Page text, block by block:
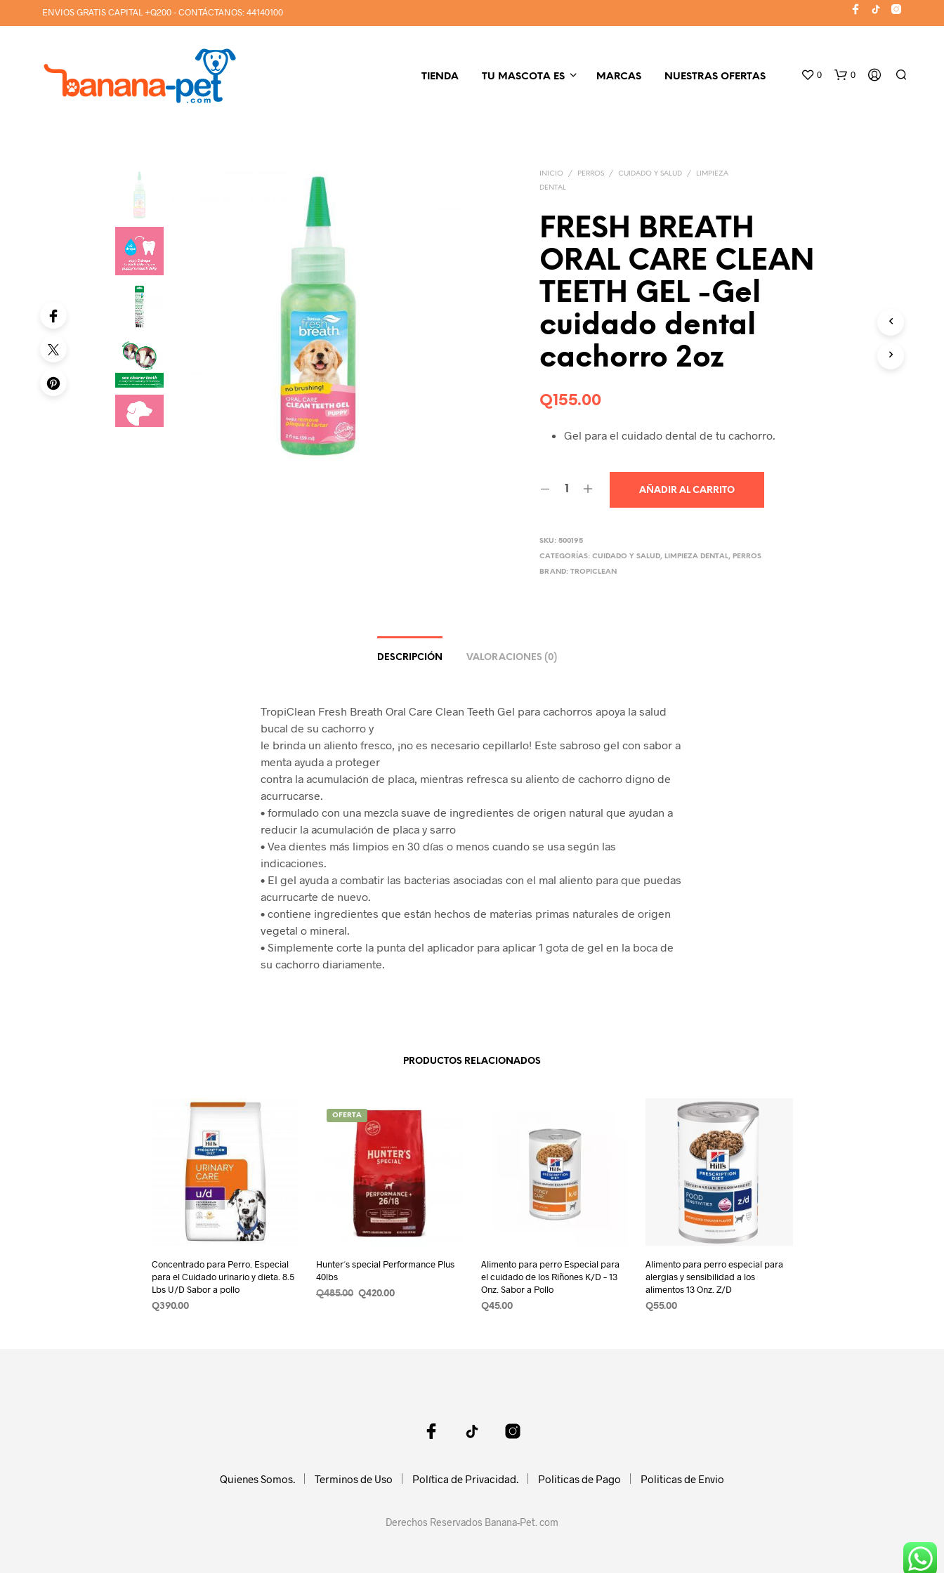
ENVIOS GRATIS CAPITAL +Q200 - CONTÁCTANOS:44140100
TIENDA TU MASCOTA ES MARCAS NUESTRAS OFERTAS 0 0
INICIO / PERROS / CUIDADO Y SALUD /
LIMPIEZA
DENTAL
FRESH BREATH
ORAL CARE CLEAN
TEETH GEL -Gel
cuidado dental
cachorro 2oz
Q155.00
Gel para el cuidado dental de tu cachorro.
AÑADIR AL CARRITO
SKU:500195
CATEGORÍAS:CUIDADO Y SALUD, LIMPIEZA DENTAL, PERROS
BRAND:TROPICLEAN
DESCRIPCIÓN VALORACIONES (0)
TropiClean Fresh Breath Oral Care Clean Teeth Gel para cachorros apoya la salud
bucal de su cachorro y
le brinda un aliento fresco, ¡no es necesario cepillarlo! Este sabroso gel con sabor a
menta ayuda a proteger
contra la acumulación de placa, mientras refresca su aliento de cachorro digno de
acurrucarse.
• formulado con una mezcla suave de ingredientes de origen natural que ayudan a
reducir la acumulación de placa y sarro
• Vea dientes más limpios en 30 días o menos cuando se usa según las
indicaciones.
• El gel ayuda a combatir las bacterias asociadas con el mal aliento para que puedas
acurrucarte de nuevo.
• contiene ingredientes que están hechos de materias primas naturales de origen
vegetal o mineral.
• Simplemente corte la punta del aplicador para aplicar 1 gota de gel en la boca de
su cachorro diariamente.
PRODUCTOS RELACIONADOS
Concentrado para Perro. Especial
para el Cuidado urinario y dieta. 8.5
Lbs U/D Sabor a pollo
Q390.00
OFERTA
Hunter´s special Performance Plus
40lbs
Q485.00 Original
Q420.00Current
Alimento para perro Especial para
el cuidado de los Riñones K/D – 13
Onz. Sabor a Pollo
Q45.00
Alimento para perro especial para
alergias y sensibilidad a los
alimentos 13 Onz. Z/D
Q55.00
Quienes Somos. Terminos de Uso Política de Privacidad. Politicas de Pago Politicas de Envio
Derechos Reservados Banana-Pet. com